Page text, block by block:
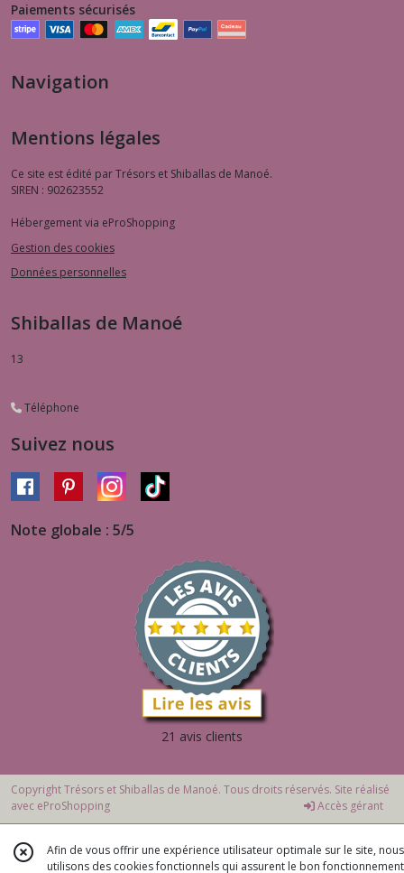
Paiements sécurisés
Navigation
Mentions légales
Ce site est édité par Trésors et Shiballas de Manoé.
SIREN : 902623552
Hébergement via eProShopping
Gestion des cookies
Données personnelles
Shiballas de Manoé
13
Téléphone
Suivez nous
Note globale : 5/5
21 avis clients
Copyright Trésors et Shiballas de Manoé. Tous droits réservés. Site réalisé
avec eProShopping Accès gérant
Afin de vous offrir une expérience utilisateur optimale sur le site, nous
utilisons des cookies fonctionnels qui assurent le bon fonctionnement